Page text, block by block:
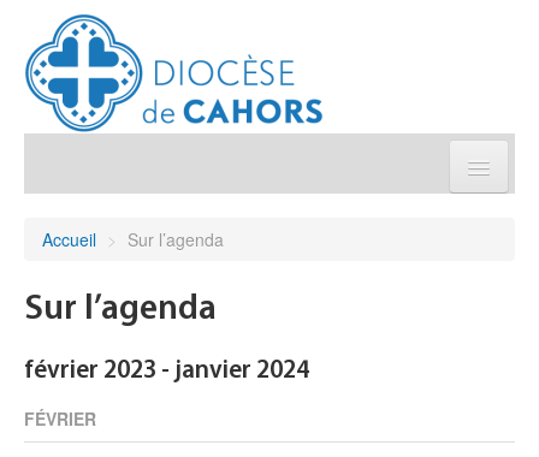
Agenda diocésain
Accueil > Sur l’agenda
Sur l’agenda
février 2023 - janvier 2024
FÉVRIER